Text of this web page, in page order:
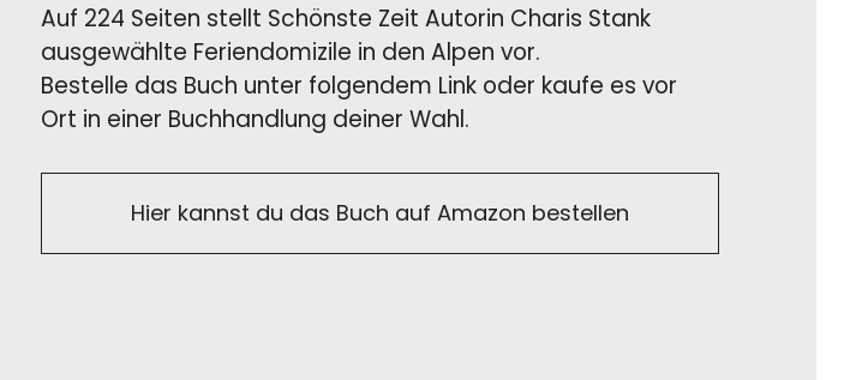
Auf 224 Seiten stellt Schönste Zeit Autorin Charis Stank
ausgewählte Feriendomizile in den Alpen vor.
Bestelle das Buch unter folgendem Link oder kaufe es vor
Ort in einer Buchhandlung deiner Wahl.
Hier kannst du das Buch auf Amazon bestellen